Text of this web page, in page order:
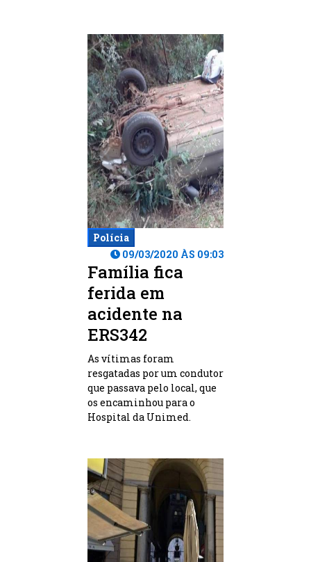
Polícia
09/03/2020 ÀS 09:03
Família fica
ferida em
acidente na
ERS342
As vítimas foram
resgatadas por um condutor
que passava pelo local, que
os encaminhou para o
Hospital da Unimed.